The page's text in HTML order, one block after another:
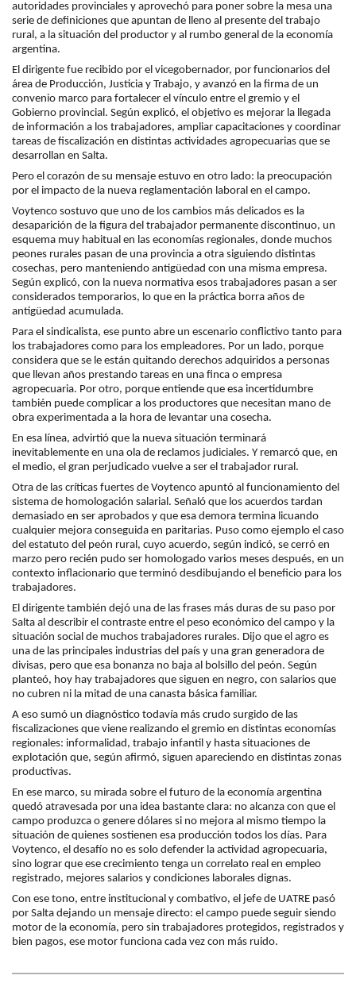
autoridades provinciales y aprovechó para poner sobre la mesa una
serie de definiciones que apuntan de lleno al presente del trabajo
rural, a la situación del productor y al rumbo general de la economía
argentina.
El dirigente fue recibido por el vicegobernador, por funcionarios del
área de Producción, Justicia y Trabajo, y avanzó en la firma de un
convenio marco para fortalecer el vínculo entre el gremio y el
Gobierno provincial. Según explicó, el objetivo es mejorar la llegada
de información a los trabajadores, ampliar capacitaciones y coordinar
tareas de fiscalización en distintas actividades agropecuarias que se
desarrollan en Salta.
Pero el corazón de su mensaje estuvo en otro lado: la preocupación
por el impacto de la nueva reglamentación laboral en el campo.
Voytenco sostuvo que uno de los cambios más delicados es la
desaparición de la figura del trabajador permanente discontinuo, un
esquema muy habitual en las economías regionales, donde muchos
peones rurales pasan de una provincia a otra siguiendo distintas
cosechas, pero manteniendo antigüedad con una misma empresa.
Según explicó, con la nueva normativa esos trabajadores pasan a ser
considerados temporarios, lo que en la práctica borra años de
antigüedad acumulada.
Para el sindicalista, ese punto abre un escenario conflictivo tanto para
los trabajadores como para los empleadores. Por un lado, porque
considera que se le están quitando derechos adquiridos a personas
que llevan años prestando tareas en una finca o empresa
agropecuaria. Por otro, porque entiende que esa incertidumbre
también puede complicar a los productores que necesitan mano de
obra experimentada a la hora de levantar una cosecha.
En esa línea, advirtió que la nueva situación terminará
inevitablemente en una ola de reclamos judiciales. Y remarcó que, en
el medio, el gran perjudicado vuelve a ser el trabajador rural.
Otra de las críticas fuertes de Voytenco apuntó al funcionamiento del
sistema de homologación salarial. Señaló que los acuerdos tardan
demasiado en ser aprobados y que esa demora termina licuando
cualquier mejora conseguida en paritarias. Puso como ejemplo el caso
del estatuto del peón rural, cuyo acuerdo, según indicó, se cerró en
marzo pero recién pudo ser homologado varios meses después, en un
contexto inflacionario que terminó desdibujando el beneficio para los
trabajadores.
El dirigente también dejó una de las frases más duras de su paso por
Salta al describir el contraste entre el peso económico del campo y la
situación social de muchos trabajadores rurales. Dijo que el agro es
una de las principales industrias del país y una gran generadora de
divisas, pero que esa bonanza no baja al bolsillo del peón. Según
planteó, hoy hay trabajadores que siguen en negro, con salarios que
no cubren ni la mitad de una canasta básica familiar.
A eso sumó un diagnóstico todavía más crudo surgido de las
fiscalizaciones que viene realizando el gremio en distintas economías
regionales: informalidad, trabajo infantil y hasta situaciones de
explotación que, según afirmó, siguen apareciendo en distintas zonas
productivas.
En ese marco, su mirada sobre el futuro de la economía argentina
quedó atravesada por una idea bastante clara: no alcanza con que el
campo produzca o genere dólares si no mejora al mismo tiempo la
situación de quienes sostienen esa producción todos los días. Para
Voytenco, el desafío no es solo defender la actividad agropecuaria,
sino lograr que ese crecimiento tenga un correlato real en empleo
registrado, mejores salarios y condiciones laborales dignas.
Con ese tono, entre institucional y combativo, el jefe de UATRE pasó
por Salta dejando un mensaje directo: el campo puede seguir siendo
motor de la economía, pero sin trabajadores protegidos, registrados y
bien pagos, ese motor funciona cada vez con más ruido.